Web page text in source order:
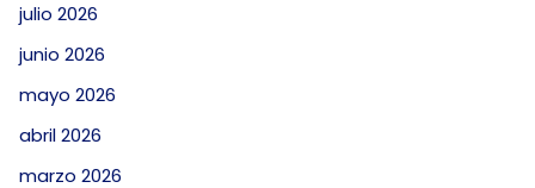
julio 2026
junio 2026
mayo 2026
abril 2026
marzo 2026